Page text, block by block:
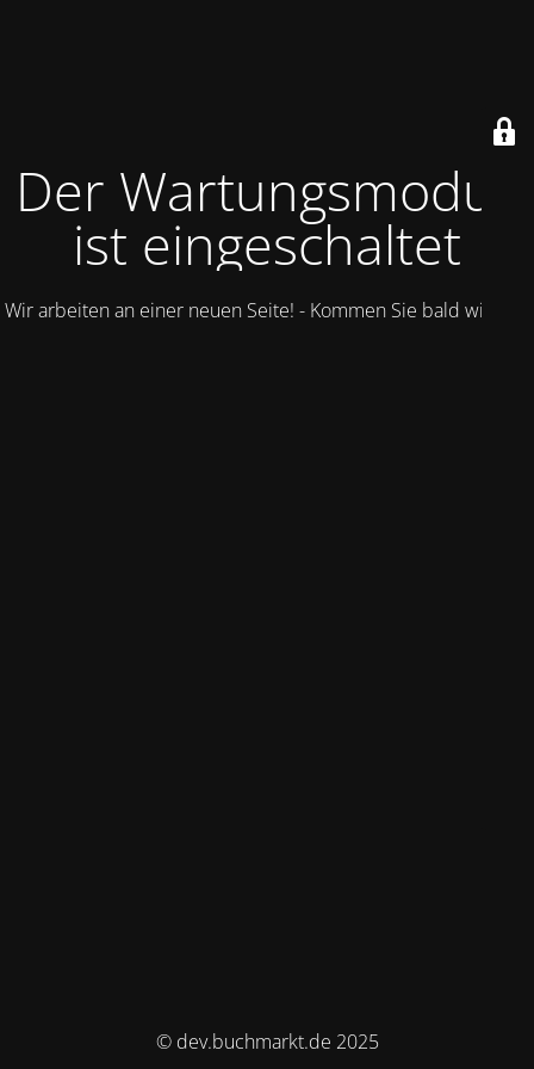
Der Wartungsmodus
ist eingeschaltet
Wir arbeiten an einer neuen Seite! - Kommen Sie bald wieder.
© dev.buchmarkt.de 2025